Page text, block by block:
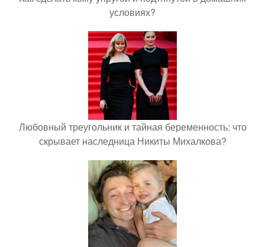
условиях?
Любовный треугольник и тайная беременность: что
скрывает наследница Никиты Михалкова?